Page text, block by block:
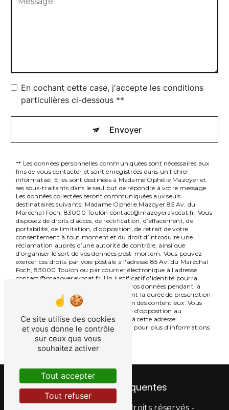
En cochant cette case, j'accepte les conditions
particulières ci-dessous **
Envoyer
** Les données personnelles communiquées sont nécessaires aux
fins de vous contacter et sont enregistrées dans un fichier
informatisé. Elles sont destinées à Madame Ophélie Mazoyer et
ses sous-traitants dans le seul but de répondre à votre message.
Les données collectées seront communiquées aux seuls
destinataires suivants: Madame Ophélie Mazoyer 85 Av. du
Maréchal Foch, 83000 Toulon contact@mazoyeravocat.fr. Vous
disposez de droits d’accès, de rectification, d’effacement, de
portabilité, de limitation, d’opposition, de retrait de votre
consentement à tout moment et du droit d’introduire une
réclamation auprès d’une autorité de contrôle, ainsi que
d’organiser le sort de vos données post-mortem. Vous pouvez
exercer ces droits par voie postale à l'adresse 85 Av. du Maréchal
Foch, 83000 Toulon ou par courrier électronique à l'adresse
contact@mazoyeravocat.fr. Un justificatif d'identité pourra
vous être demandé. Nous conservons vos données pendant la
période de prise de contact puis pendant la durée de prescription
légale aux fins probatoires et de gestion des contentieux. Vous
avez le droit de vous inscrire sur la liste d'opposition au
démarchage téléphonique, disponible à cette adresse:
Bloctel.gouv.fr. Consultez le site cnil.fr pour plus d’informations
sur vos droits.
Recherches fréquentes
- 2026 - Tous droits réservés -
Ce site utilise des cookies
et vous donne le contrôle
sur ceux que vous
souhaitez activer
Tout accepter
Tout refuser